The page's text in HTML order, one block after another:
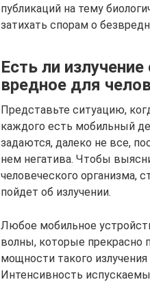
публикаций на тему
затихать спорам о
Есть ли
вредное для
Представьте ситуацию,
каждого есть мобильный
задаются, далеко не все,
нем негатива. Чтобы
человеческого организма,
пойдет об излучении.
Любое мобильное
волны, которые прекрасно
мощности такого
Интенсивность